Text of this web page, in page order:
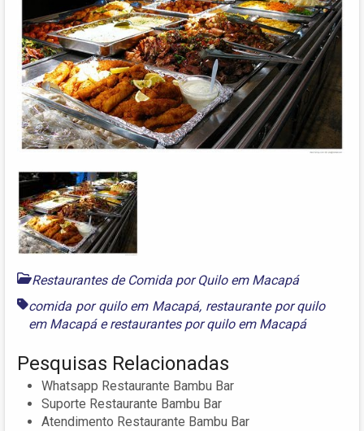
Restaurantes de Comida por Quilo em Macapá
comida por quilo em Macapá, restaurante por quilo
em Macapáerestaurantes por quilo em Macapá
Pesquisas Relacionadas
Whatsapp Restaurante Bambu Bar
Suporte Restaurante Bambu Bar
Atendimento Restaurante Bambu Bar